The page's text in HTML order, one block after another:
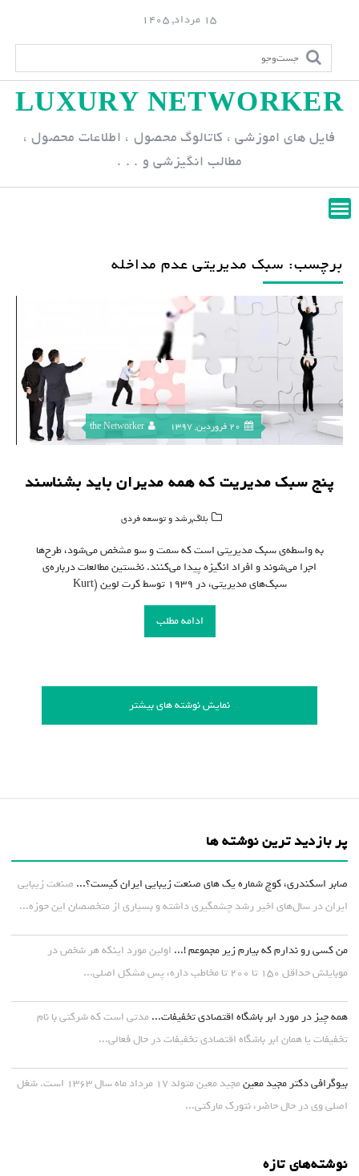
p
n
15 مرداد, 1405
LUXURY NETWORKER
فایل های اموزشی ، کاتالوگ محصول ، اطلاعات محصول ،
مطالب انگیزشی و . . .
برچسب: سبک مدیریتی عدم مداخله
20 فروردین, 1397 the Networker
پنج سبک مدیریت که همه مدیران باید بشناسند
بلاگ,رشد و توسعه فردی
به واسطه‌ی سبک‌ مدیریتی است که سمت و سو مشخص می‌شود، طرح‌ها
اجرا می‌شوند و افراد انگیزه پیدا می‌کنند. نخستین مطالعات درباره‌ی
سبک‌های مدیریتی، در ۱۹۳۹ توسط کرت لوین (Kurt
ادامه مطلب
نمایش نوشته های بیشتر
پر بازدید ترین نوشته ها
صابر اسکندری، کوچ شماره یک های صنعت زیبایی ایران کیست؟... صنعت زیبایی
ایران در سال‌های اخیر رشد چشمگیری داشته و بسیاری از متخصصان این حوزه...
من کسی رو ندارم که بیارم زیر مجموعم !... اولین مورد اینکه هر شخص در
موبایلش حداقل ۱۵۰ تا ۲۰۰ تا مخاطب داره، پس مشکل اصلی...
همه چیز در مورد ابر باشگاه اقتصادی تخفیفات... مدتی است که شرکتی با نام
تخفیفات یا همان ابر باشگاه اقتصادی تخفیفات در حال فعالی...
بیوگرافی دکتر مجید معین
مجید معین متولد ۱۷ مرداد ماه سال ۱۳۶۳ است. شغل
اصلی وی در حال حاضر، نتورک مارکتی...
نوشته‌های تازه